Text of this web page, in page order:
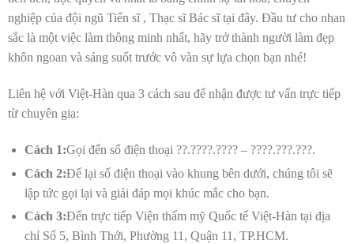
nghiệp của đội ngũ Tiến sĩ , Thạc sĩ Bác sĩ tại đây. Đầu tư cho nhan
sắc là một việc làm thông minh nhất, hãy trở thành người làm đẹp
khôn ngoan và sáng suốt trước vô vàn sự lựa chọn bạn nhé!
Liên hệ với Việt-Hàn qua 3 cách sau để nhận được tư vấn trực tiếp
từ chuyên gia:
Cách 1:Gọi đến số điện thoại ??.????.???? – ????.???.???.
Cách 2:Để lại số điện thoại vào khung bên dưới, chúng tôi sẽ
lập tức gọi lại và giải đáp mọi khúc mắc cho bạn.
Cách 3:Đến trực tiếp Viện thẩm mỹ Quốc tế Việt-Hàn tại địa
chỉ Số 5, Bình Thới, Phường 11, Quận 11, TP.HCM.